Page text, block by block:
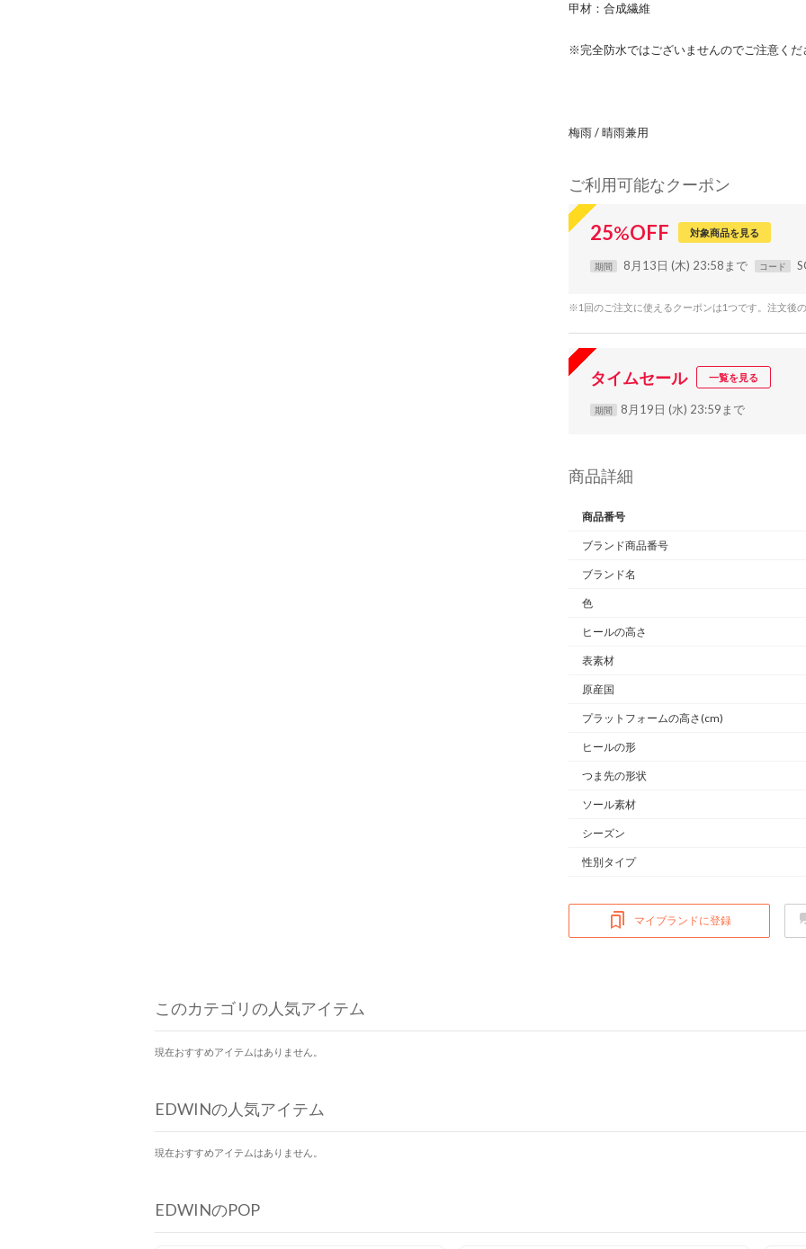
甲材：合成繊維
※完全防水ではございませんのでご注意くだ
梅雨 / 晴雨兼用
ご利用可能なクーポン
25%OFF 対象商品を見る
期間 8月13日 (木) 23:58まで コード
※1回のご注文に使えるクーポンは1つです。注文後
タイムセール 一覧を見る
期間 8月19日 (水) 23:59まで
商品詳細
商品番号
ブランド商品番号
ブランド名
色
ヒールの高さ
表素材
原産国
プラットフォームの高さ(cm)
ヒールの形
つま先の形状
ソール素材
シーズン
性別タイプ
マイブランドに登録
このカテゴリの人気アイテム
現在おすすめアイテムはありません。
EDWINの人気アイテム
現在おすすめアイテムはありません。
EDWINのPOP